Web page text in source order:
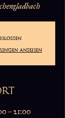
ansehen
– 21:00